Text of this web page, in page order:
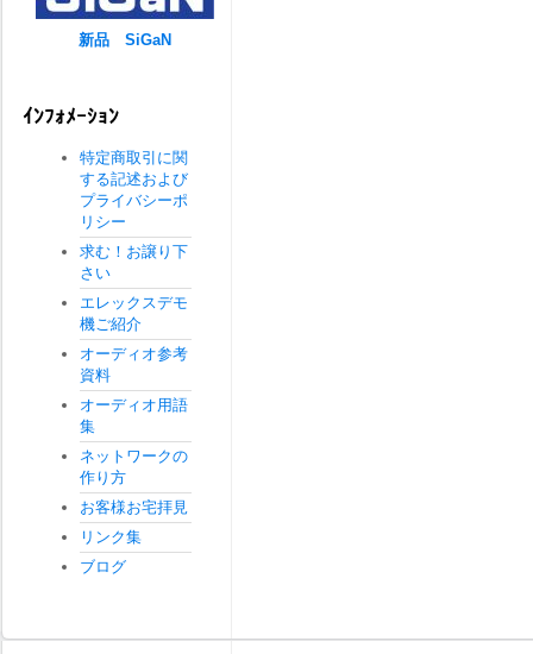
新品 SiGaN
ｲﾝﾌｫﾒｰｼｮﾝ
特定商取引に関
する記述および
プライバシーポ
リシー
求む！お譲り下
さい
エレックスデモ
機ご紹介
オーディオ参考
資料
オーディオ用語
集
ネットワークの
作り方
お客様お宅拝見
リンク集
ブログ